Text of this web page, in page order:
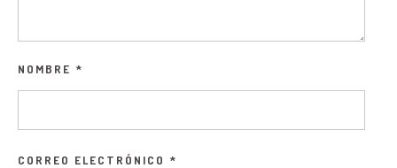
NOMBRE *
CORREO ELECTRÓNICO *